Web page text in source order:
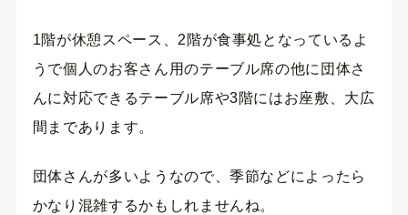
1階が休憩スペース、2階が食事処となっているよ
うで個人のお客さん用のテーブル席の他に団体さ
んに対応できるテーブル席や3階にはお座敷、大広
間まであります。
団体さんが多いようなので、季節などによったら
かなり混雑するかもしれませんね。